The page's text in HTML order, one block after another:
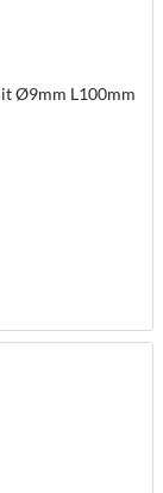
Ø9mm L100mm